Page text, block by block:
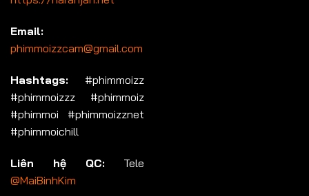
Email:
phimmoizzcam@gmail.com
Hashtags: #phimmoizz
#phimmoizzz #phimmoiz
#phimmoi #phimmoizznet
#phimmoichill
Liên hệ QC: Tele
@MaiBinhKim